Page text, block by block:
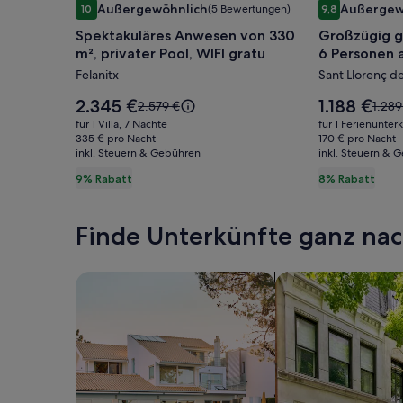
für
Spektakuläres
Anwesen
von
330
m²,
privater
Pool,
WIFI
1010 von 10, Außergewöhnlich, (5 Bewertungen)
Außergewöhnlich(5 Bewertungen)
Spektakuläres Anwesen von 330
m², privater Pool, WIFI gratu
Felanitx
9% Rabatt
Der
Preis
beträgt
2.345 €.
2.345 €Der
alte
Preis
war
zum
2.579 €
für 1 Villa, 7 Nächte
335 € pro Nacht
inkl. Steuern & Gebühren
für
Großzügig
Haus
für
6
Personen
auf
EINER
Treppen
9,89,8 von 10,
Großzügig
6 Personen
Treppen !!
Sant Llorenç
8% Rabatt
Der
Preis
beträgt
1.188 €.
1.188 €Der
alte
Preis
war
siehe
zum
für 1
170 € pro Nacht
inkl. Steuern &
Finde Unterkünfte ganz
Suche nach Ferienhäusern Suche nach